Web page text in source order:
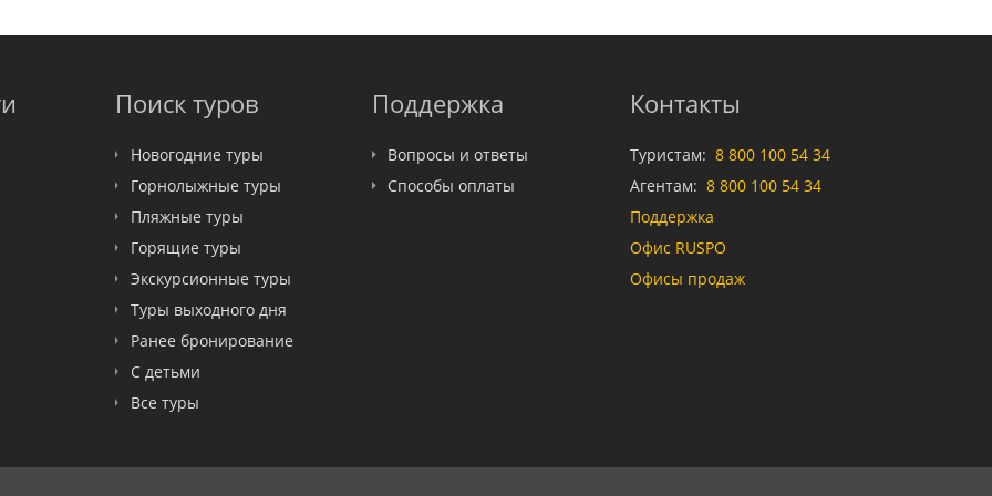
Поиск туров
Новогодние туры
Горнолыжные туры
Пляжные туры
Горящие туры
Экскурсионные туры
Туры выходного дня
Ранее бронирование
С детьми
Все туры
Поддержка
Вопросы и ответы
Способы оплаты
Контакты
Туристам: 8 800 100 54 34
Агентам: 8 800 100 54 34
Поддержка
Офис RUSPO
Офисы продаж